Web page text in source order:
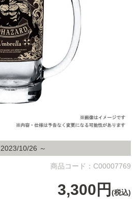
2023/10/26 ～
商品コード：C00007769
3,300円 (税込)